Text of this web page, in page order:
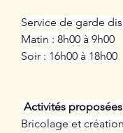
Service de garde
Matin : 8h00 à 9h00
Soir : 16h00 à 18h00
Activités
Bricolage et